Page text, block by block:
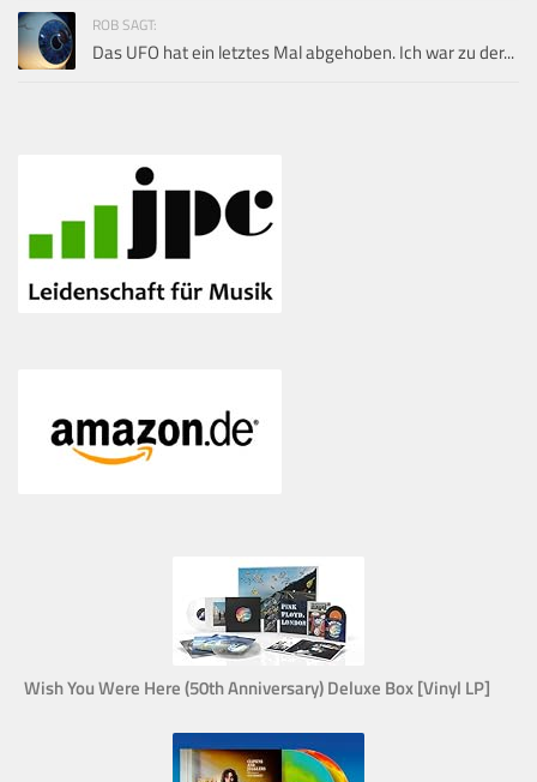
ROB SAGT:
Das UFO hat ein letztes Mal abgehoben. Ich war zu der...
Wish You Were Here (50th Anniversary) Deluxe Box [Vinyl LP]